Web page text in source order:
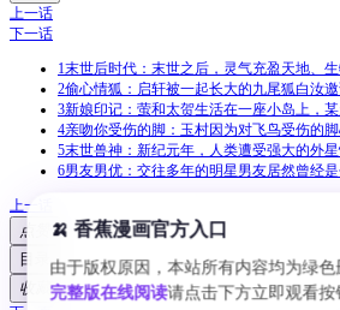
上一话
下一话
1末世后时代：末世之后，灵气充盈天地、
2偷心情狐：启轩被一起长大的九尾狐白汝
3新娘印记：萤和太贺生活在一座小岛上，
4亲吻你受伤的脚：玉村因为对飞鸟受伤的
5末世兽神：新纪元年，人类遭受强大的外
6男友男优：交往多年的明星男友居然曾经
上一话
点赞
目录
收藏
🍌 香蕉漫画官方入口
由于版权原因，本站所有内容均为绿
完整版在线阅读请点击下方立即观看按